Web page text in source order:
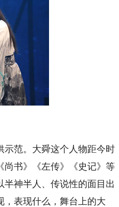
范。大舜这个人物距今时
尚书》《左传》《史记》等
神半人、传说性的面目出
，表现什么，舞台上的大